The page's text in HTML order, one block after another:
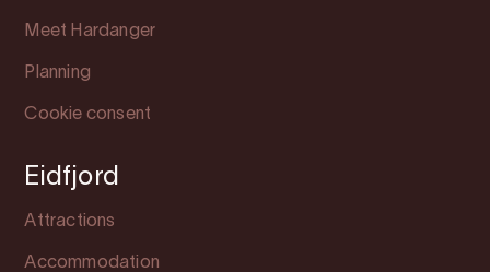
Meet Hardanger
Planning
Cookie consent
Eidfjord
Attractions
Accommodation